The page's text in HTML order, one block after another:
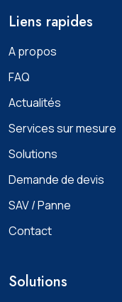
Liens rapides
A propos
FAQ
Actualités
Services sur mesure
Solutions
Demande de devis
SAV / Panne
Contact
Solutions